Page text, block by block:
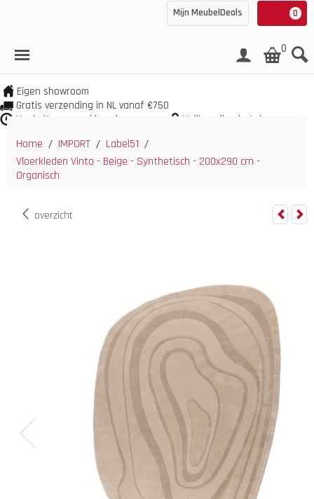
0
Mijn MeubelDeals
0
Eigen showroom
Gratis verzending in NL vanaf €750
Veel uit voorraad leverbaar
Veilig online betalen
Home / IMPORT / Label51 /
Vloerkleden Vinto - Beige - Synthetisch - 200x290 cm -
Organisch
overzicht